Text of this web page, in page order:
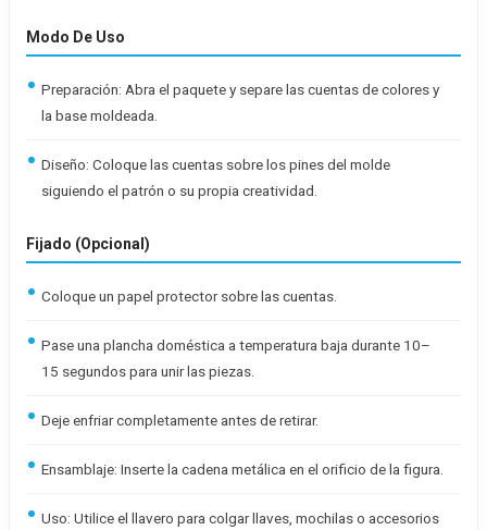
Modo De Uso
Preparación: Abra el paquete y separe las cuentas de colores y
la base moldeada.
Diseño: Coloque las cuentas sobre los pines del molde
siguiendo el patrón o su propia creatividad.
Fijado (Opcional)
Coloque un papel protector sobre las cuentas.
Pase una plancha doméstica a temperatura baja durante 10–
15 segundos para unir las piezas.
Deje enfriar completamente antes de retirar.
Ensamblaje: Inserte la cadena metálica en el orificio de la figura.
Uso: Utilice el llavero para colgar llaves, mochilas o accesorios